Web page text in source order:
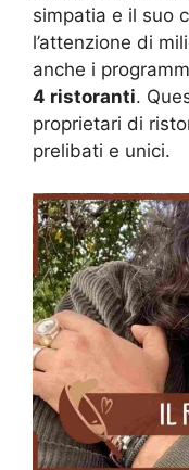
simpatia e il suo
l’attenzione di
anche i
4 ristoranti.
proprietari di
prelibati e unici.